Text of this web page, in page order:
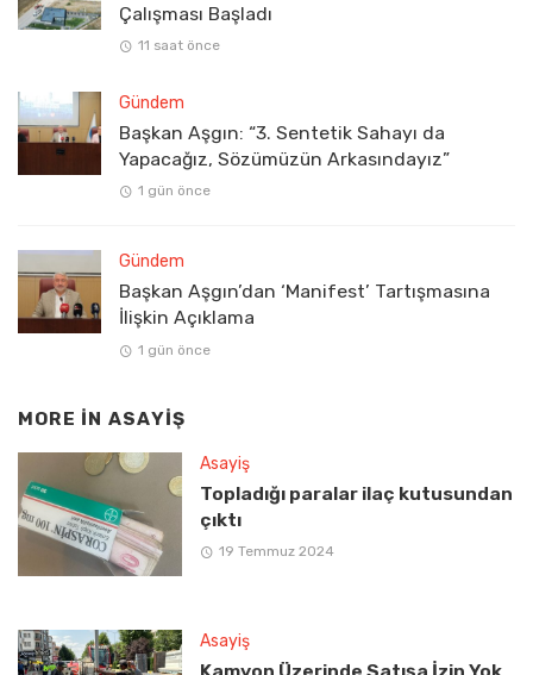
Çalışması Başladı
11 saat önce
Gündem
Başkan Aşgın: “3. Sentetik Sahayı da
Yapacağız, Sözümüzün Arkasındayız”
1 gün önce
Gündem
Başkan Aşgın’dan ‘Manifest’ Tartışmasına
İlişkin Açıklama
1 gün önce
MORE IN ASAYIŞ
Asayiş
Topladığı paralar ilaç kutusundan
çıktı
19 Temmuz 2024
Asayiş
Kamyon Üzerinde Satışa İzin Yok